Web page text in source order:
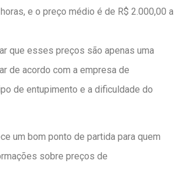
e o preço médio é de R$ 2.000,00 a
que esses preços são apenas uma
de acordo com a empresa de
de entupimento e a dificuldade do
um bom ponto de partida para quem
sobre preços de